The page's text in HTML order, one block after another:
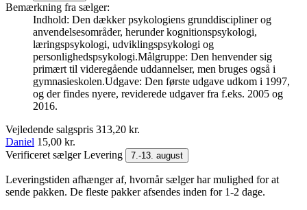
Bemærkning fra sælger:
Indhold: Den dækker psykologiens grunddiscipliner og
anvendelsesområder, herunder kognitionspsykologi,
læringspsykologi, udviklingspsykologi og
personlighedspsykologi.Målgruppe: Den henvender sig
primært til videregående uddannelser, men bruges også i
gymnasieskolen.Udgave: Den første udgave udkom i 1997,
og der findes nyere, reviderede udgaver fra f.eks. 2005 og
2016.
Vejledende salgspris 313,20 kr.
Daniel 15,00 kr.
Verificeret sælgerLevering 7.-13. august
Leveringstiden afhænger af, hvornår sælger har mulighed for at
sende pakken. De fleste pakker afsendes inden for 1-2 dage.